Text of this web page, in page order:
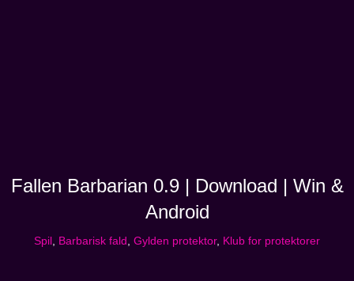
Fallen Barbarian 0.9 | Download | Win &
Android
Spil , Barbarisk fald , Gylden protektor, Klub for protektorer